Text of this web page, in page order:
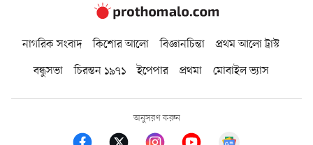
নাগরিক সংবাদ কিশোর আলো বিজ্ঞানচিন্তা
প্রথম আলো ট্রাস্ট
বন্ধুসভা
চিরন্তন ১৯৭১ ইপেপার প্রথমা মোবাইল ভ্যাস
অনুসরণ করুন